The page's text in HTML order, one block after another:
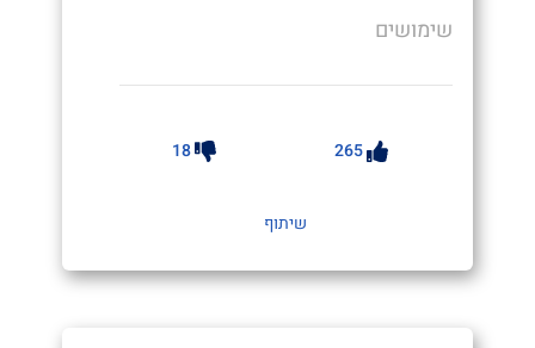
שימושים
265
18
שיתוף